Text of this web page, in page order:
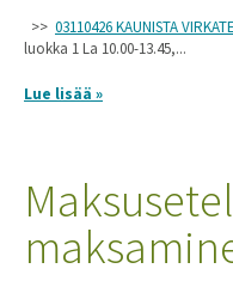
>> 03110426 KAUNISTA
luokka 1 La 10.00-13.45,...
Lue lisää »